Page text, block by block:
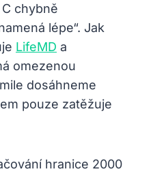
chybně
lépe“. Jak
LifeMD a
omezenou
dosáhneme
pouze zatěžuje
hranice 2000